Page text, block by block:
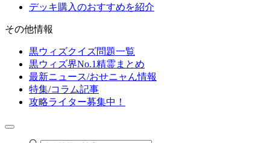
デッキ購入のおすすめを紹介
その他情報
黒ウィズクイズ問題一覧
黒ウィズ界No.1精霊まとめ
最新ニュース/おせニャん情報
特集/コラム記事
攻略ライター募集中！